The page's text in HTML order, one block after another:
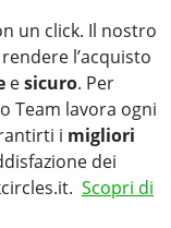
un click. Il nostro
l’acquisto
esicuro. Per
Team lavora ogni
i migliori
dei
Scopri di